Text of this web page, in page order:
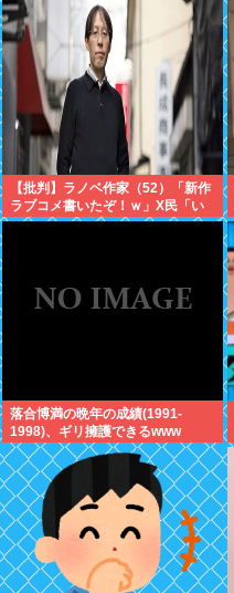
【批判】ラノベ作家（52）「新作
ラブコメ書いたぞ！ｗ」X民「い
い歳こいてラブコメ（笑）恥ずか
落合博満の晩年の成績(1991-
1998)、ギリ擁護できるwww